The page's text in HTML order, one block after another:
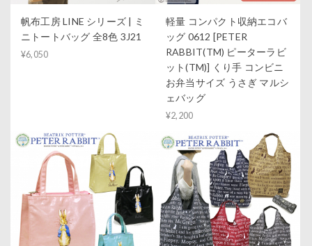
帆布工房 LINE シリーズ | ミ
ニトートバッグ 全8色 3J21
¥6,050
軽量 コンパクト収納エコバ
ッグ 0612 [PETER
RABBIT(TM) ピーターラビ
ット(TM)] くり手 コンビニ
お弁当サイズ うさぎ マルシ
ェバッグ
¥2,200